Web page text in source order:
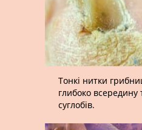
Тонкі нитки
глибоко всередину
суглобів.